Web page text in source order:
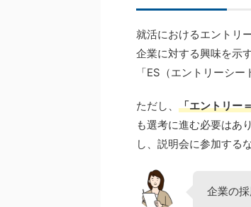
就活におけるエントリ
企業に対する興味を示
「ES（エントリーシ
ただし、 「エントリー
も選考に進む必要はあ
し、説明会に参加する
企業の